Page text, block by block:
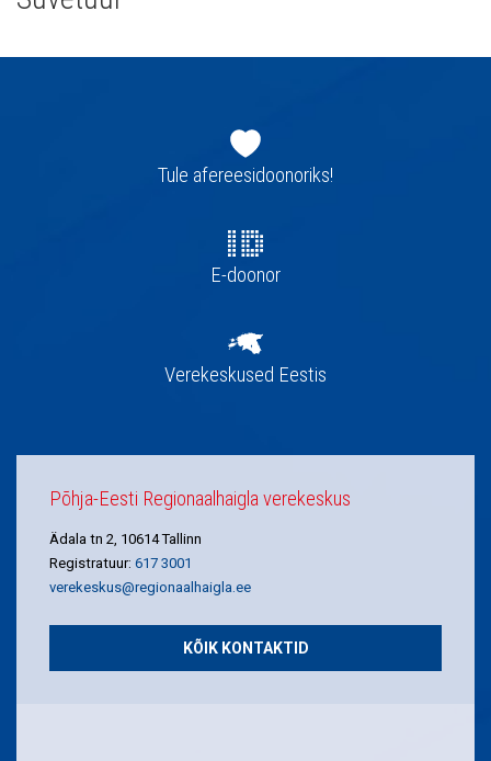
navigatsioonTule afereesidoonoriks!
E-doonor
Verekeskused Eestis
Põhja-Eesti Regionaalhaigla verekeskus
Ädala tn 2, 10614 Tallinn
Registratuur: 617 3001
verekeskus@regionaalhaigla.ee
KÕIK KONTAKTID